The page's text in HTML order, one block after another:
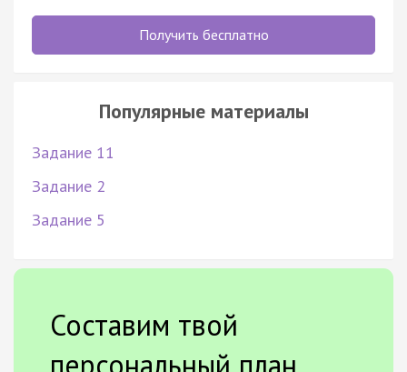
Получить бесплатно
Популярные материалы
Задание 11
Задание 2
Задание 5
Составим твой